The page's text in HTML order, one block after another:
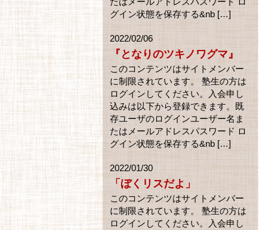
グイン状態を保存する&nb […]
2022/02/06
『となりのツキノワグマ』
このコンテンツはサイトメンバー
に制限されています。 塾生の方は
ログインしてください。入会申し
込みは以下から登録できます。既
存ユーザのログインユーザー名ま
たはメールアドレスパスワード ロ
グイン状態を保存する&nb […]
2022/01/30
「ぼくリスだよ」
このコンテンツはサイトメンバー
に制限されています。 塾生の方は
ログインしてください。入会申し